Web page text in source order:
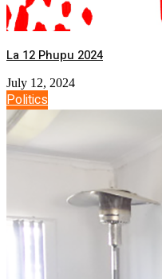
La 12 Phupu 2024
July 12, 2024
Politics